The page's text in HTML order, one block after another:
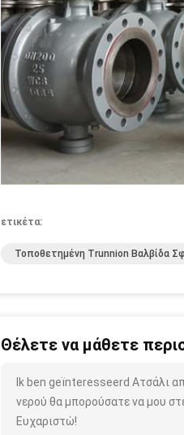
ετικέτα:
Τοποθετημένη Trunnion Βαλβίδα
Θέλετε να μάθετε
Ik ben geïnteresseerd Ατσάλι
νερού θα μπορούσατε να μου
Ευχαριστώ!